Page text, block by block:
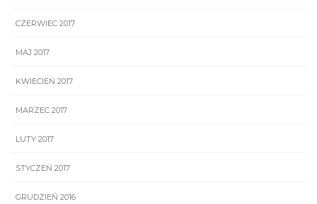
CZERWIEC 2017
MAJ 2017
KWIECIEŃ 2017
MARZEC 2017
LUTY 2017
STYCZEŃ 2017
GRUDZIEŃ 2016